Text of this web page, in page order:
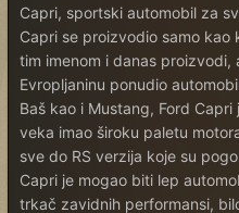
Capri, sportski automobil za
Capri se proizvodio samo
tim imenom i danas proizvodi,
Evropljaninu ponudio
Baš kao i Mustang, Ford
veka imao široku paletu
sve do RS verzija koje su
Capri je mogao biti lep
trkač zavidnih performansi,